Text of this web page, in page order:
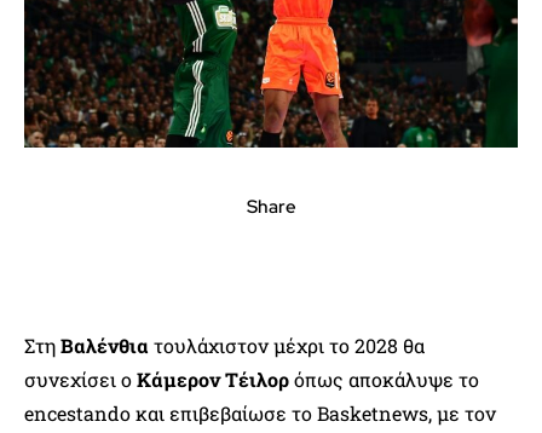
Share
ΣτηΒαλένθιατουλάχιστον μέχρι το 2028 θα
συνεχίσει οΚάμερον Τέιλορόπως αποκάλυψε το
encestando και επιβεβαίωσε το Basketnews, με τον